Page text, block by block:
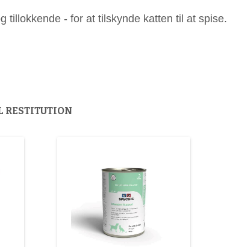
tillokkende - for at tilskynde katten til at spise.
RESTITUTION